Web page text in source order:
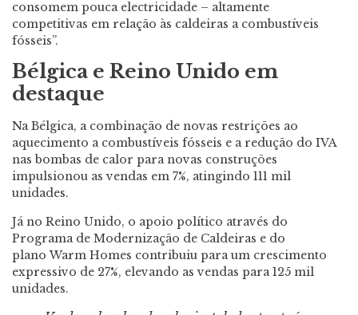
consomem pouca electricidade – altamente
competitivas em relação às caldeiras a combustíveis
fósseis”.
Bélgica e Reino Unido em
destaque
Na Bélgica, a combinação de novas restrições ao
aquecimento a combustíveis fósseis e a redução do IVA
nas bombas de calor para novas construções
impulsionou as vendas em 7%, atingindo 111 mil
unidades.
Já no Reino Unido, o apoio político através do
Programa de Modernização de Caldeiras e do
plano Warm Homes contribuiu para um crescimento
expressivo de 27%, elevando as vendas para 125 mil
unidades.